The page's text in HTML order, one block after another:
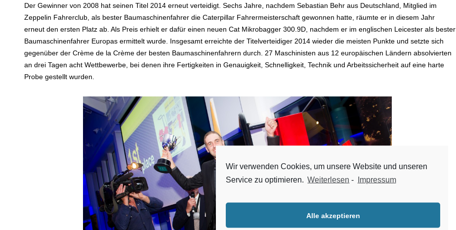
Der Gewinner von 2008 hat seinen Titel 2014 erneut verteidigt. Sechs Jahre, nachdem Sebastian Behr aus Deutschland, Mitglied im
Zeppelin Fahrerclub, als bester Baumaschinenfahrer die Caterpillar Fahrermeisterschaft gewonnen hatte, räumte er in diesem Jahr
erneut den ersten Platz ab. Als Preis erhielt er dafür einen neuen Cat Mikrobagger 300.9D, nachdem er im englischen Leicester als bester
Baumaschinenfahrer Europas ermittelt wurde. Insgesamt erreichte der Titelverteidiger 2014 wieder die meisten Punkte und setzte sich
gegenüber der Crème de la Crème der besten Baumaschinenfahrern durch. 27 Maschinisten aus 12 europäischen Ländern absolvierten
an drei Tagen acht Wettbewerbe, bei denen ihre Fertigkeiten in Genauigkeit, Schnelligkeit, Technik und Arbeitssicherheit auf eine harte
Probe gestellt wurden.
Wir verwenden Cookies, um unsere Website und unseren
Service zu optimieren. Weiterlesen - Impressum
Alle akzeptieren